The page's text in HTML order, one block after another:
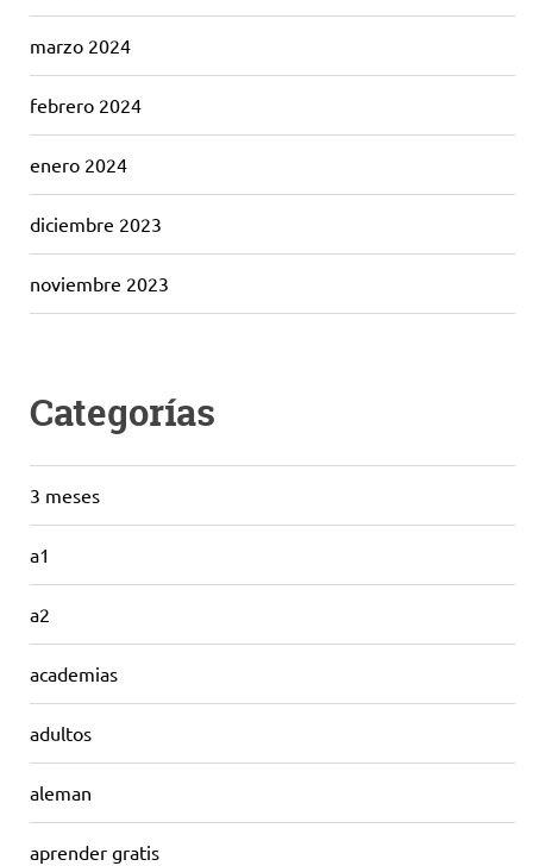
marzo 2024
febrero 2024
enero 2024
diciembre 2023
noviembre 2023
Categorías
3 meses
a1
a2
academias
adultos
aleman
aprender gratis